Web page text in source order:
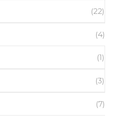
(22)
(4)
(1)
(3)
(7)